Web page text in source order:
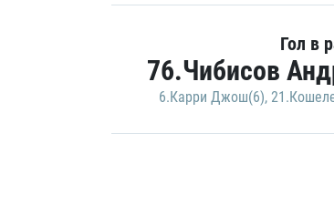
Гол в
76.Чибисов
6.Карри Джош(6),